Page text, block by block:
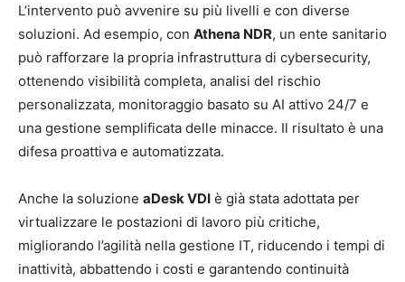
L’intervento può avvenire su più livelli e con diverse
soluzioni. Ad esempio, con Athena NDR, un ente sanitario
può rafforzare la propria infrastruttura di cybersecurity,
ottenendo visibilità completa, analisi del rischio
personalizzata, monitoraggio basato su AI attivo 24/7 e
una gestione semplificata delle minacce. Il risultato è una
difesa proattiva e automatizzata.
Anche la soluzione aDesk VDI è già stata adottata per
virtualizzare le postazioni di lavoro più critiche,
migliorando l’agilità nella gestione IT, riducendo i tempi di
inattività, abbattendo i costi e garantendo continuità